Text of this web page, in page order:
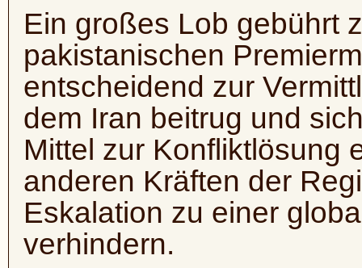
Ein großes Lob gebührt
pakistanischen
entscheidend zur
dem Iran beitrug und
Mittel zur Konfliktlösung
anderen Kräften der
Eskalation zu einer
verhindern.